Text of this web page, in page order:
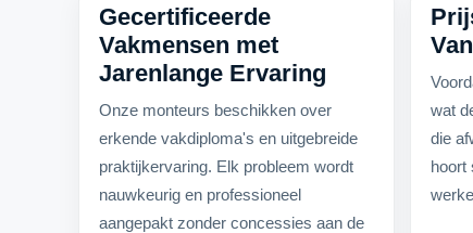
Gecertificeerde
Vakmensen met
Jarenlange Ervaring
Onze monteurs beschikken over
erkende vakdiploma's en uitgebreide
praktijkervaring. Elk probleem wordt
nauwkeurig en professioneel
aangepakt zonder concessies aan de
wat
die
hoort